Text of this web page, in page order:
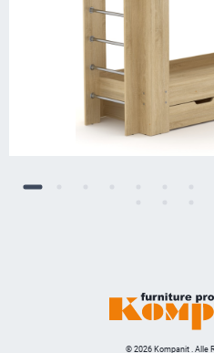
© 2026 Kompanit . Alle